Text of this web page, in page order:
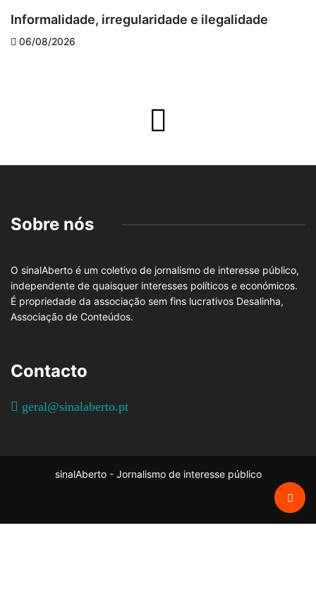
Informalidade, irregularidade e ilegalidade
06/08/2026
Sobre nós
O sinalAberto é um coletivo de jornalismo de interesse público,
independente de quaisquer interesses políticos e económicos.
É propriedade da associação sem fins lucrativos Desalinha,
Associação de Conteúdos.
Contacto
geral@sinalaberto.pt
sinalAberto - Jornalismo de interesse público